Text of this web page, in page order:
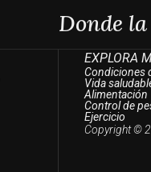
Donde
EXPLORA
Condiciones
Vida
Alimentación
Control de
Ejercicio
Copyright ©